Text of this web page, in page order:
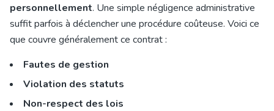
personnellement. Une simple négligence administrative
suffit parfois à déclencher une procédure coûteuse. Voici ce
que couvre généralement ce contrat :
Fautes de gestion
Violation des statuts
Non-respect des lois